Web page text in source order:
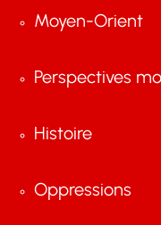
Moyen-Orient
Perspectives
Histoire
Oppressions